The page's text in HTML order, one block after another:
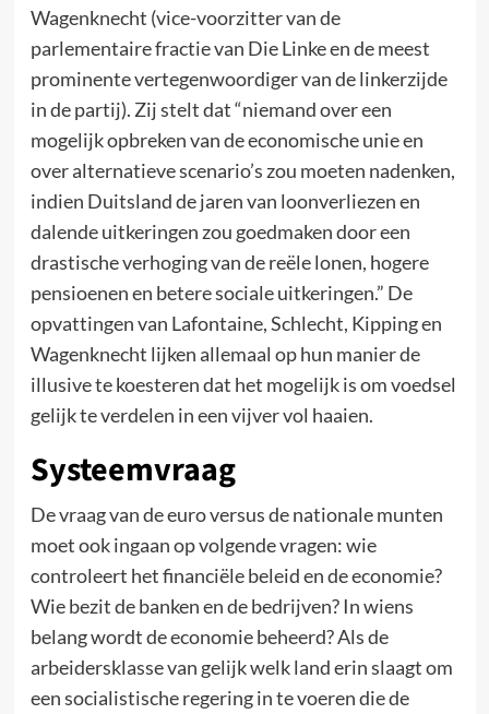
Wagenknecht (vice-voorzitter van de
parlementaire fractie van Die Linke en de meest
prominente vertegenwoordiger van de linkerzijde
in de partij). Zij stelt dat “niemand over een
mogelijk opbreken van de economische unie en
over alternatieve scenario’s zou moeten nadenken,
indien Duitsland de jaren van loonverliezen en
dalende uitkeringen zou goedmaken door een
drastische verhoging van de reële lonen, hogere
pensioenen en betere sociale uitkeringen.” De
opvattingen van Lafontaine, Schlecht, Kipping en
Wagenknecht lijken allemaal op hun manier de
illusive te koesteren dat het mogelijk is om voedsel
gelijk te verdelen in een vijver vol haaien.
Systeemvraag
De vraag van de euro versus de nationale munten
moet ook ingaan op volgende vragen: wie
controleert het financiële beleid en de economie?
Wie bezit de banken en de bedrijven? In wiens
belang wordt de economie beheerd? Als de
arbeidersklasse van gelijk welk land erin slaagt om
een socialistische regering in te voeren die de